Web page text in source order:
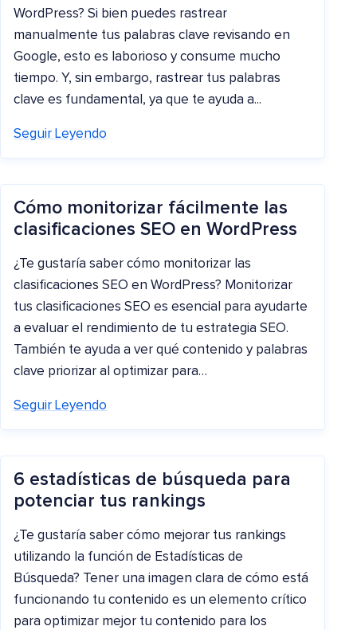
WordPress? Si bien puedes rastrear
manualmente tus palabras clave revisando en
Google, esto es laborioso y consume mucho
tiempo. Y, sin embargo, rastrear tus palabras
clave es fundamental, ya que te ayuda a...
Seguir Leyendo
Cómo monitorizar fácilmente las
clasificaciones SEO en WordPress
¿Te gustaría saber cómo monitorizar las
clasificaciones SEO en WordPress? Monitorizar
tus clasificaciones SEO es esencial para ayudarte
a evaluar el rendimiento de tu estrategia SEO.
También te ayuda a ver qué contenido y palabras
clave priorizar al optimizar para…
Seguir Leyendo
6 estadísticas de búsqueda para
potenciar tus rankings
¿Te gustaría saber cómo mejorar tus rankings
utilizando la función de Estadísticas de
Búsqueda? Tener una imagen clara de cómo está
funcionando tu contenido es un elemento crítico
para optimizar mejor tu contenido para los